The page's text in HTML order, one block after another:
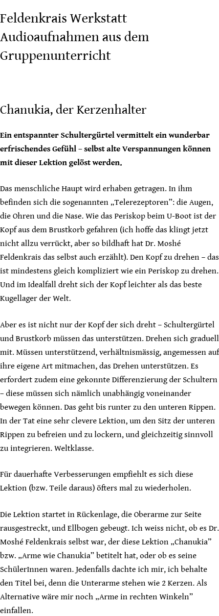
Feldenkrais Werkstatt
Audioaufnahmen aus dem
Gruppenunterricht
Chanukia, der Kerzenhalter
Ein entspannter Schultergürtel vermittelt ein wunderbar
erfrischendes Gefühl – selbst alte Verspannungen können
mit dieser Lektion gelöst werden.
Das menschliche Haupt wird erhaben getragen. In ihm
befinden sich die sogenannten „Telerezeptoren”: die Augen,
die Ohren und die Nase. Wie das Periskop beim U-Boot ist der
Kopf aus dem Brustkorb gefahren (ich hoffe das klingt jetzt
nicht allzu verrückt, aber so bildhaft hat Dr. Moshé
Feldenkrais das selbst auch erzählt). Den Kopf zu drehen – das
ist mindestens gleich kompliziert wie ein Periskop zu drehen.
Und im Idealfall dreht sich der Kopf leichter als das beste
Kugellager der Welt.
Aber es ist nicht nur der Kopf der sich dreht – Schultergürtel
und Brustkorb müssen das unterstützen. Drehen sich graduell
mit. Müssen unterstützend, verhältnismässig, angemessen auf
ihre eigene Art mitmachen, das Drehen unterstützen. Es
erfordert zudem eine gekonnte Differenzierung der Schultern
– diese müssen sich nämlich unabhängig voneinander
bewegen können. Das geht bis runter zu den unteren Rippen.
In der Tat eine sehr clevere Lektion, um den Sitz der unteren
Rippen zu befreien und zu lockern, und gleichzeitig sinnvoll
zu integrieren. Weltklasse.
Für dauerhafte Verbesserungen empfiehlt es sich diese
Lektion (bzw. Teile daraus) öfters mal zu wiederholen.
Die Lektion startet in Rückenlage, die Oberarme zur Seite
rausgestreckt, und Ellbogen gebeugt. Ich weiss nicht, ob es Dr.
Moshé Feldenkrais selbst war, der diese Lektion „Chanukia”
bzw. „Arme wie Chanukia” betitelt hat, oder ob es seine
SchülerInnen waren. Jedenfalls dachte ich mir, ich behalte
den Titel bei, denn die Unterarme stehen wie 2 Kerzen. Als
Alternative wäre mir noch „Arme in rechten Winkeln”
einfallen.